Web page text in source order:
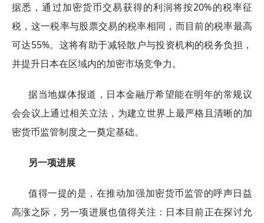
据悉，通过加密货币交易获得的利润将按20%的税率征
税，这一税率与股票交易的税率相同，而目前的税率最高
可达55%。这将有助于减轻散户与投资机构的税务负担，
并提升日本在区域内的加密市场竞争力。
据当地媒体报道，日本金融厅希望能在明年的常规议
会会议上通过相关立法，为建立世界上最严格且清晰的加
密货币监管制度之一奠定基础。
另一项进展
值得一提的是，在推动加强加密货币监管的呼声日益
高涨之际，另一项进展也值得关注：日本目前正在探讨允